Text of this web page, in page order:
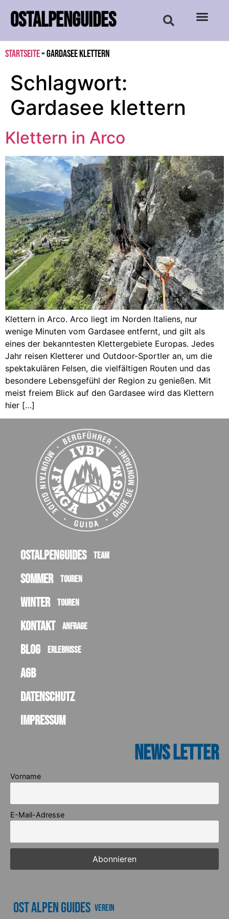
OSTALPENGUIDES
Startseite»Gardasee klettern
Schlagwort:
Gardasee klettern
Klettern in Arco
Klettern in Arco. Arco liegt im Norden Italiens, nur
wenige Minuten vom Gardasee entfernt, und gilt als
eines der bekanntesten Klettergebiete Europas. Jedes
Jahr reisen Kletterer und Outdoor-Sportler an, um die
spektakulären Felsen, die vielfältigen Routen und das
besondere Lebensgefühl der Region zu genießen. Mit
meist freiem Blick auf den Gardasee wird das Klettern
hier […]
Ostalpenguides Team
Sommer Touren
Winter Touren
Kontakt Anfrage
Blog Erlebnisse
AGB
Datenschutz
Impressum
News Letter
Vorname
E-Mail-Adresse
Ost Alpen Guides Verein